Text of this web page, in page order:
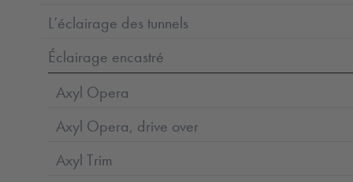
L’éclairage des tunnels
Éclairage encastré
Axyl Opera
Axyl Opera, drive over
Axyl Trim